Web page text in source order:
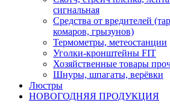
сигнальная
Средства от вредителей
комаров, грызунов)
Термометры, метеостанции
Уголки-кронштейны FIT
Хозяйственные товары
Шнуры, шпагаты, верёвки
Люстры
НОВОГОДНЯЯ ПРОДУКЦИЯ